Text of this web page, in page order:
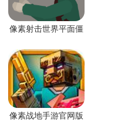
像素射击世界平面僵
像素战地手游官网版